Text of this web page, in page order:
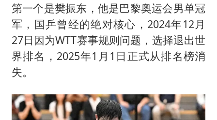
第一个是樊振东，他是巴黎奥运会男单冠
军，国乒曾经的绝对核心，2024年12月
27日因为WTT赛事规则问题，选择退出世
界排名，2025年1月1日正式从排名榜消
失。